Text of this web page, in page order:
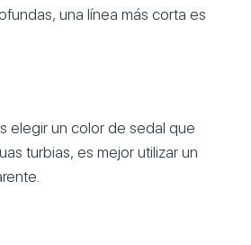
una línea más corta es
elegir un color de sedal que
turbias, es mejor utilizar un